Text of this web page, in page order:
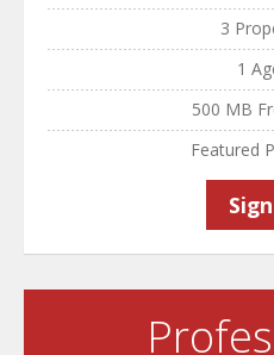
3
1
500 MB
Featured